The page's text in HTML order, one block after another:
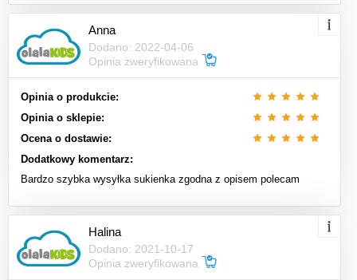
Anna
Dodano: 2022-04-06
Opinia zweryfikowana
Opinia o produkcie:
Opinia o sklepie:
Ocena o dostawie:
Dodatkowy komentarz:
Bardzo szybka wysyłka sukienka zgodna z opisem polecam
Halina
Dodano: 2021-10-17
Opinia zweryfikowana